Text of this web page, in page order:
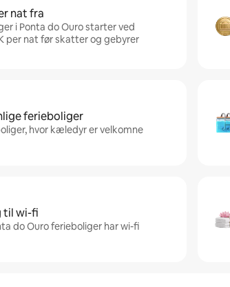
nat fra
i Ponta do Ouro starter ved
per nat før skatter og gebyrer
ferieboliger
hvor kæledyr er velkomne
til wi-fi
do Ouro ferieboliger har wi-fi